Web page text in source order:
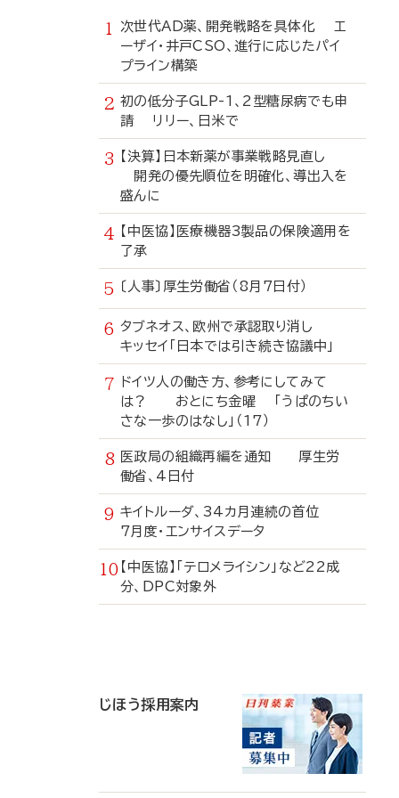
次世代AD薬、開発戦略を具体化 エ
ーザイ・井戸CSO、進行に応じたパイ
プライン構築
初の低分子GLP-1、2型糖尿病でも申
請 リリー、日米で
【決算】日本新薬が事業戦略見直し
開発の優先順位を明確化、導出入を
盛んに
【中医協】医療機器3製品の保険適用を
了承
〔人事〕厚生労働省（8月7日付）
タブネオス、欧州で承認取り消し
キッセイ「日本では引き続き協議中」
ドイツ人の働き方、参考にしてみて
は？ おとにち金曜 「うぱのちい
さな一歩のはなし」（17）
医政局の組織再編を通知 厚生労
働省、4日付
キイトルーダ、34カ月連続の首位
7月度・エンサイスデータ
【中医協】「テロメライシン」など22成
分、DPC対象外
じほう採用案内